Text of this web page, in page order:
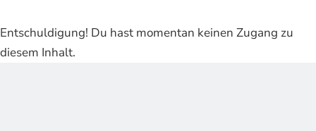
Entschuldigung! Du hast momentan keinen Zugang zu
diesem Inhalt.